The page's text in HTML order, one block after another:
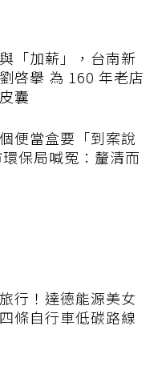
「加薪」，台南新
啓擧 為 160 年老店
囊
便當盒要「到案說
保局喊冤：釐清而
行！達德能源美女
條自行車低碳路線